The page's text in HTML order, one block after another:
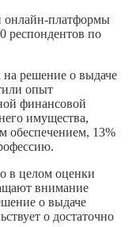
онлайн-платформы
респондентов по
решение о выдаче
опыт
финансовой
имущества,
обеспечением, 13%
в целом оценки
внимание
о выдаче
о достаточно